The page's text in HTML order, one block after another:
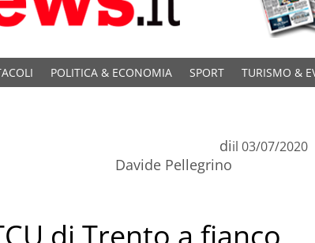
POLITICA & ECONOMIA SPORT TURISMO &
di
Davide Pellegrino
il 03/07/2020